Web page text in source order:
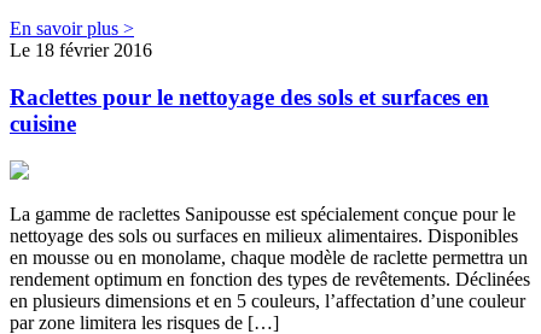
En savoir plus >
Le 18 février 2016
Raclettes pour le nettoyage des sols et surfaces en
cuisine
La gamme de raclettes Sanipousse est spécialement conçue pour le
nettoyage des sols ou surfaces en milieux alimentaires. Disponibles
en mousse ou en monolame, chaque modèle de raclette permettra un
rendement optimum en fonction des types de revêtements. Déclinées
en plusieurs dimensions et en 5 couleurs, l’affectation d’une couleur
par zone limitera les risques de […]